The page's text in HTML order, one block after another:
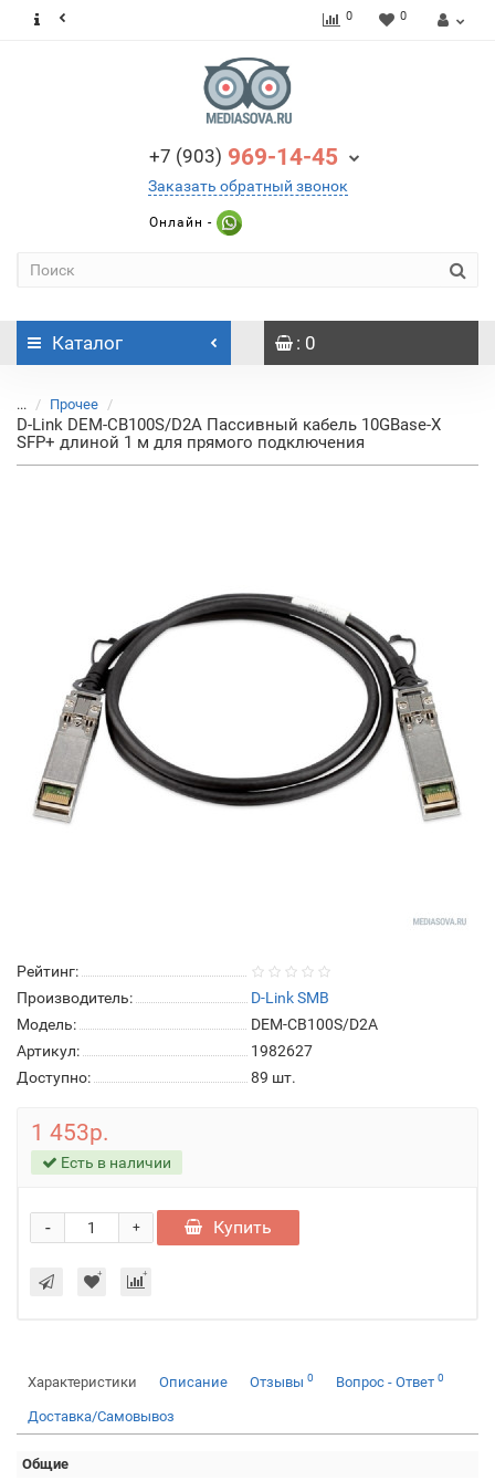
0 0
+7 (903) 969-14-45
Заказать обратный звонок
Онлайн -
Каталог : 0
... Прочее
D-Link DEM-CB100S/D2A Пассивный кабель 10GBase-X
SFP+ длиной 1 м для прямого подключения
Рейтинг:
Производитель:
D-Link SMB
Модель:
DEM-CB100S/D2A
Артикул:
1982627
Доступно:
89 шт.
1 453р.
Есть в наличии
+
- Купить
Характеристики Описание Отзывы 0 Вопрос - Ответ 0
Доставка/Самовывоз
Общие